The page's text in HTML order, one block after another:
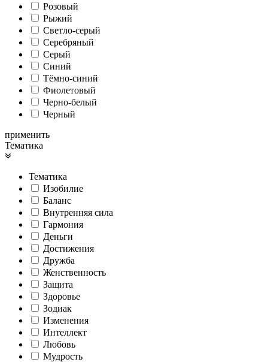
Розовый
Рыжий
Светло-серый
Серебряный
Серый
Синий
Тёмно-синий
Фиолетовый
Черно-белый
Черный
применить
Тематика
Тематика
Изобилие
Баланс
Внутренняя сила
Гармония
Деньги
Достижения
Дружба
Женственность
Защита
Здоровье
Зодиак
Изменения
Интеллект
Любовь
Мудрость